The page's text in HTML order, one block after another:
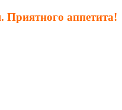
Приятного аппетита!